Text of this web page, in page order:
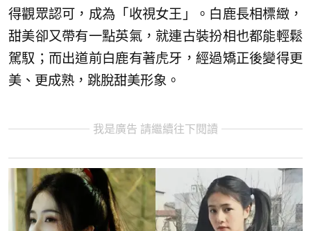
得觀眾認可，成為「收視女王」。白鹿長相標緻，
甜美卻又帶有一點英氣，就連古裝扮相也都能輕鬆
駕馭；而出道前白鹿有著虎牙，經過矯正後變得更
美、更成熟，跳脫甜美形象。
我是廣告 請繼續往下閱讀